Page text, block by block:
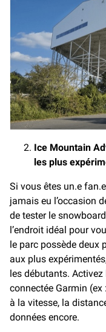
Ice Mountain
les plus
Si vous êtes un.e
jamais eu l’occasion
de tester le
l’endroit idéal pour
le parc possède deux
aux plus
les débutants. Activez
connectée Garmin (ex
à la vitesse, la
données encore.